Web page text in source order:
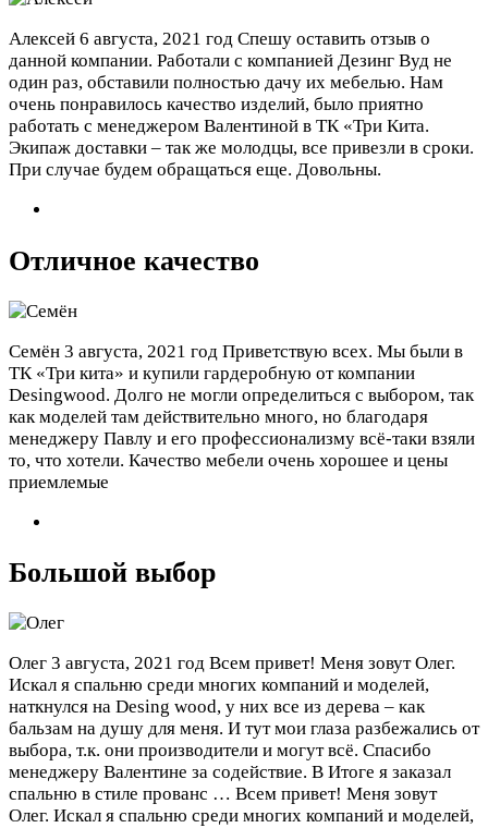
Алексей 6 августа, 2021 год Спешу оставить отзыв о
данной компании. Работали с компанией Дезинг Вуд не
один раз, обставили полностью дачу их мебелью. Нам
очень понравилось качество изделий, было приятно
работать с менеджером Валентиной в ТК «Три Кита.
Экипаж доставки – так же молодцы, все привезли в сроки.
При случае будем обращаться еще. Довольны.
Отличное качество
Семён 3 августа, 2021 год Приветствую всех. Мы были в
ТК «Три кита» и купили гардеробную от компании
Desingwood. Долго не могли определиться с выбором, так
как моделей там действительно много, но благодаря
менеджеру Павлу и его профессионализму всё-таки взяли
то, что хотели. Качество мебели очень хорошее и цены
приемлемые
Большой выбор
Олег 3 августа, 2021 год Всем привет! Меня зовут Олег.
Искал я спальню среди многих компаний и моделей,
наткнулся на Desing wood, у них все из дерева – как
бальзам на душу для меня. И тут мои глаза разбежались от
выбора, т.к. они производители и могут всё. Спасибо
менеджеру Валентине за содействие. В Итоге я заказал
спальню в стиле прованс … Всем привет! Меня зовут
Олег. Искал я спальню среди многих компаний и моделей,